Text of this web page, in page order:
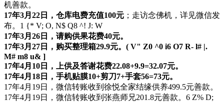
机善款。
17年3月22日，仓库电费充值100元 ；走访念佛机，详见微信发
布。 1 {* V; O, N$ Q8 ^! J: W
17年3月26日，请购供果花费40元。
17年3月27日，购买整理箱29.9元。 ( V" Z0 ^0 i6 O7 R- l# |.
M# m8 u& ]
17年4月10日，上供及答谢花费22.08+9.9=32.07元。
17年4月18日，手机贴膜10+剪刀7+手套56=73元。
17年4月19日，微信转账收到徐悦全家结缘供养499.5元善款。
17年4月19日，微信转账收到张燕师兄201.8元善款。 6 Z% D;